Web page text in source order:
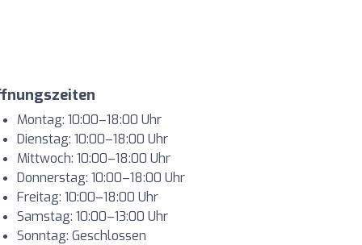
Montag: 10:00–18:00 Uhr
Dienstag: 10:00–18:00 Uhr
Mittwoch: 10:00–18:00 Uhr
Donnerstag: 10:00–18:00 Uhr
Freitag: 10:00–18:00 Uhr
Samstag: 10:00–13:00 Uhr
Sonntag: Geschlossen